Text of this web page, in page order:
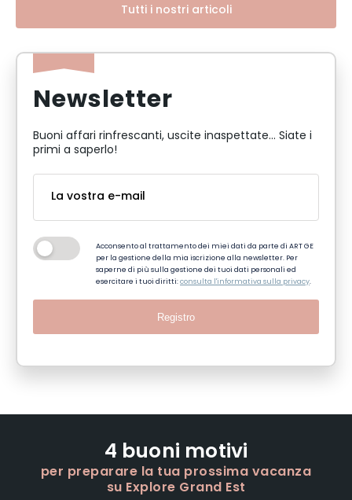
Tutti i nostri articoli
Newsletter
Buoni affari rinfrescanti, uscite inaspettate... Siate i
primi a saperlo!
Acconsento al trattamento dei miei dati da parte di ART GE
per la gestione della mia iscrizione alla newsletter. Per
saperne di più sulla gestione dei tuoi dati personali ed
esercitare i tuoi diritti:consulta l'informativa sulla privacy.
Registro
4 buoni motivi
per preparare la tua prossima vacanza
su Explore Grand Est